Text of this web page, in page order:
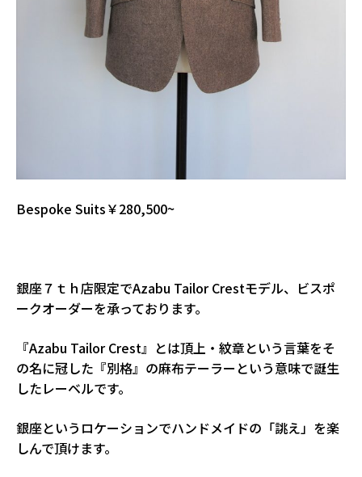
Bespoke Suits￥280,500~
銀座７ｔｈ店限定でAzabu Tailor Crestモデル、ビスポ
ークオーダーを承っております。
『Azabu Tailor Crest』とは頂上・紋章という言葉をそ
の名に冠した『別格』の麻布テーラーという意味で誕生
したレーベルです。
銀座というロケーションでハンドメイドの「誂え」を楽
しんで頂けます。